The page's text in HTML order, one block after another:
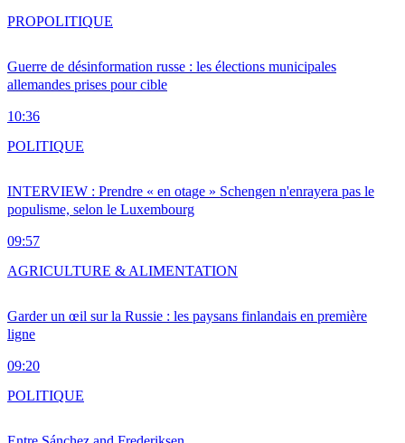
Guerre de désinformation russe : les élections municipales
allemandes prises pour cible
10:36
PROPOLITIQUE
INTERVIEW : Prendre « en otage » Schengen n'enrayera pas le
populisme, selon le Luxembourg
09:57
POLITIQUE
Garder un œil sur la Russie : les paysans finlandais en première
ligne
09:20
AGRICULTURE & ALIMENTATION
POLITIQUE